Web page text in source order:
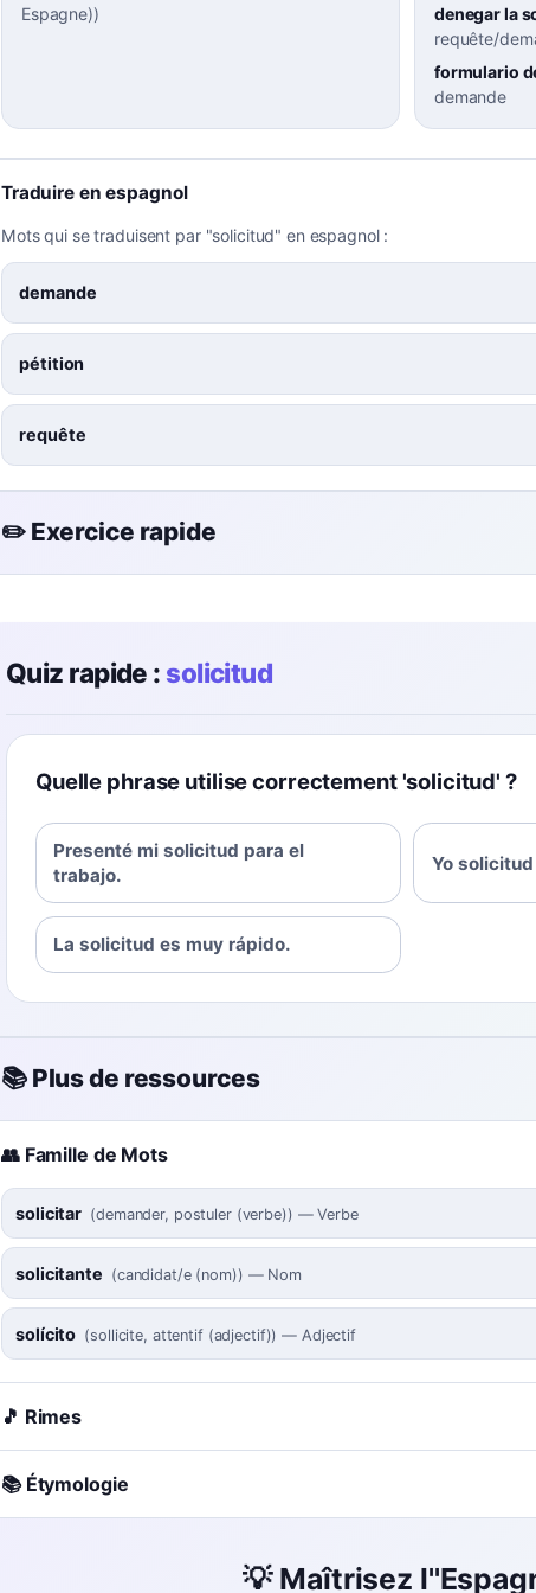
Espagne))
denegar la
requête/
formulario
demande
Traduire en espagnol
Mots qui se traduisent par "solicitud" en espagnol :
demande
pétition
requête
✏️ Exercice rapide
Quiz rapide : solicitud
Quelle phrase utilise correctement 'solicitud' ?
Presenté mi solicitud para el
trabajo.
Yo
La solicitud es muy rápido.
📚 Plus de ressources
👥 Famille de Mots
solicitar (demander, postuler (verbe)) —Verbe
solicitante (candidat/e (nom)) — Nom
solícito (sollicite, attentif (adjectif)) — Adjectif
🎵 Rimes
📚 Étymologie
💡 Maîtrisez